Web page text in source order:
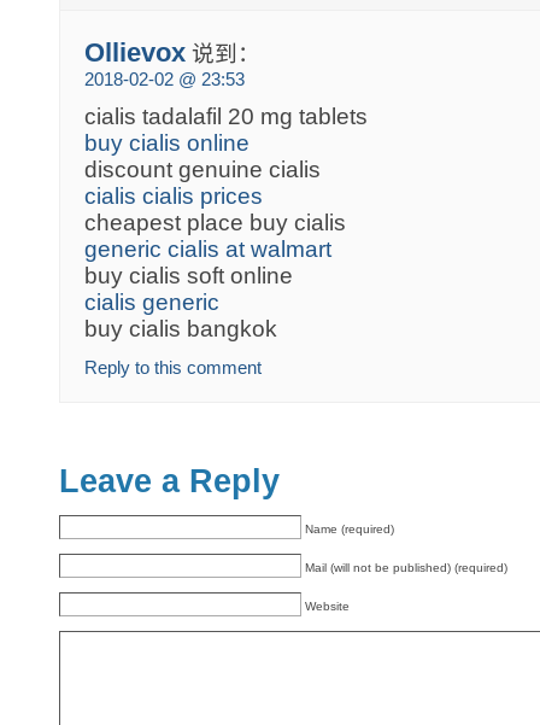
Ollievox 说到：
2018-02-02 @ 23:53
cialis tadalafil 20 mg tablets
buy cialis online
discount genuine cialis
cialis cialis prices
cheapest place buy cialis
generic cialis at walmart
buy cialis soft online
cialis generic
buy cialis bangkok
Reply to this comment
Leave a Reply
Name (required)
Mail (will not be published) (required)
Website